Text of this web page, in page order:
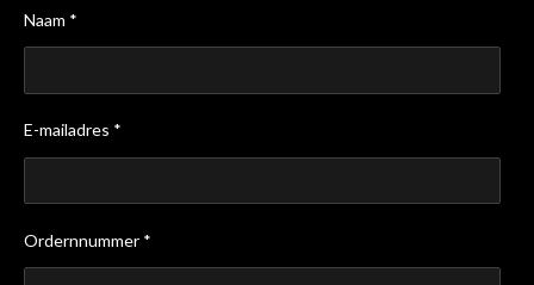
Naam *
E-mailadres *
Ordernnummer *